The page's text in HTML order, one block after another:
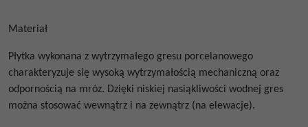
Materiał
Płytka wykonana z wytrzymałego gresu porcelanowego
charakteryzuje się wysoką wytrzymałością mechaniczną oraz
odpornością na mróz. Dzięki niskiej nasiąkliwości wodnej gres
można stosować wewnątrz i na zewnątrz (na elewacje).